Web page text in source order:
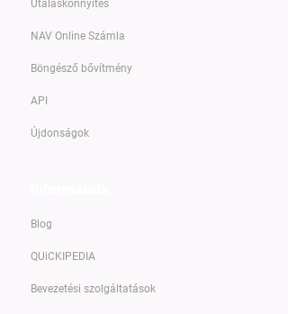
Utaláskönnyítés
NAV Online Számla
Böngésző bővítmény
API
Újdonságok
Blog
QUiCKIPEDIA
Bevezetési szolgáltatások